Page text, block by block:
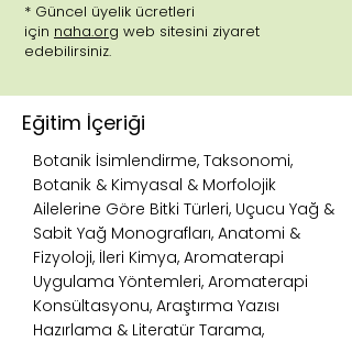
* Güncel üyelik ücretleri
için naha.org web sitesini ziyaret
edebilirsiniz.
Eğitim İçeriği
Botanik İsimlendirme, Taksonomi,
Botanik & Kimyasal & Morfolojik
Ailelerine Göre Bitki Türleri, Uçucu Yağ &
Sabit Yağ Monografları, Anatomi &
Fizyoloji, İleri Kimya, Aromaterapi
Uygulama Yöntemleri, Aromaterapi
Konsültasyonu, Araştırma Yazısı
Hazırlama & Literatür Tarama,